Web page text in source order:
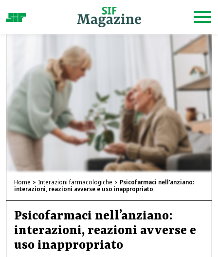
Psicofarmaci nell’anziano:
interazioni, reazioni avverse e
uso inappropriato
Home Interazioni farmacologiche
Psicofarmaci nell’anziano:
interazioni, reazioni avverse e uso inappropriato